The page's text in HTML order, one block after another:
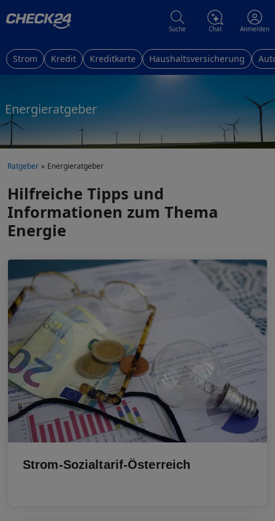
Suche Chat Anmelden
Strom Kredit Kreditkarte Haushaltsversicherung
Energieratgeber
Ratgeber Energieratgeber
Hilfreiche Tipps und
Informationen zum Thema
Energie
Strom-Sozialtarif-Österreich